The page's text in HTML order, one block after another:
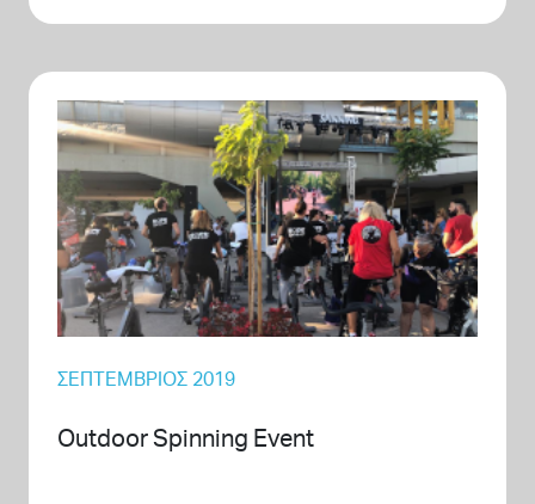
ΣΕΠΤΈΜΒΡΙΟΣ 2019
Outdoor Spinning Event